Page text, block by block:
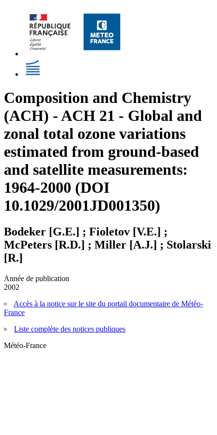
Composition and Chemistry
(ACH) - ACH 21 - Global and
zonal total ozone variations
estimated from ground-based
and satellite measurements:
1964-2000 (DOI
10.1029/2001JD001350)
Bodeker [G.E.] ; Fioletov [V.E.] ;
McPeters [R.D.] ; Miller [A.J.] ; Stolarski
[R.]
Année de publication
2002
Accès à la notice sur le site du portail documentaire de Météo-
France
Liste complète des notices publiques
Météo-France